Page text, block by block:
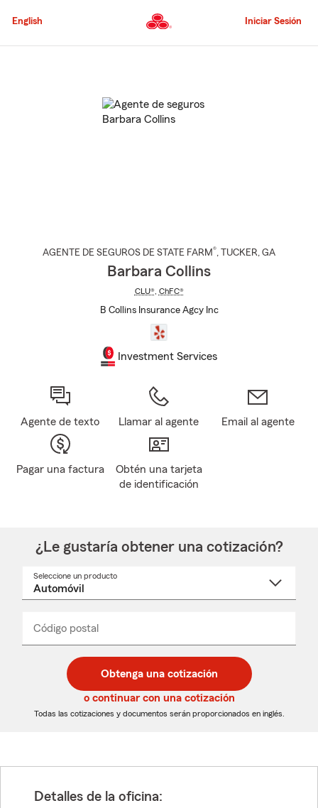
al
principal
English Iniciar Sesión
AGENTE DE SEGUROS DE STATE FARM®, TUCKER, GA
Barbara Collins
CLU®, ChFC®
B Collins Insurance Agcy Inc
Investment Services
Agente de texto Llamar al agente Email al agente
Pagar una factura
Obtén una tarjeta
de identificación
¿Le gustaría obtener una cotización?
Seleccione un producto
desplegable
Código postal
de
5
dígitos
de
5
dígitos
_____
Obtenga una cotización
o continuar con una cotización
Todas las cotizaciones y documentos serán proporcionados en inglés.
Detalles de la oficina: